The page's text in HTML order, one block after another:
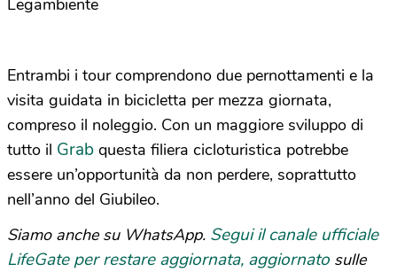
Legambiente
Entrambi i tour comprendono due pernottamenti e la
visita guidata in bicicletta per mezza giornata,
compreso il noleggio. Con un maggiore sviluppo di
tutto il Grab questa filiera cicloturistica potrebbe
essere un’opportunità da non perdere, soprattutto
nell’anno del Giubileo.
Siamo anche su WhatsApp. Segui il canale ufficiale
LifeGate per restare aggiornata, aggiornato sulle